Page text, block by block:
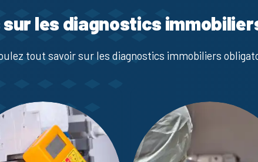
sur les diagnostics
tout savoir sur les diagnostics immobiliers